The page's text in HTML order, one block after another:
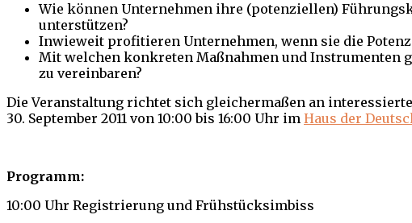
Wie können Unternehmen ihre (potenziellen)
unterstützen?
Inwieweit profitieren Unternehmen, wenn sie die
Mit welchen konkreten Maßnahmen und Instrumenten
zu vereinbaren?
Die Veranstaltung richtet sich gleichermaßen an
30. September 2011 von 10:00 bis 16:00 Uhr im Haus der
Programm:
10:00 Uhr Registrierung und Frühstücksimbiss